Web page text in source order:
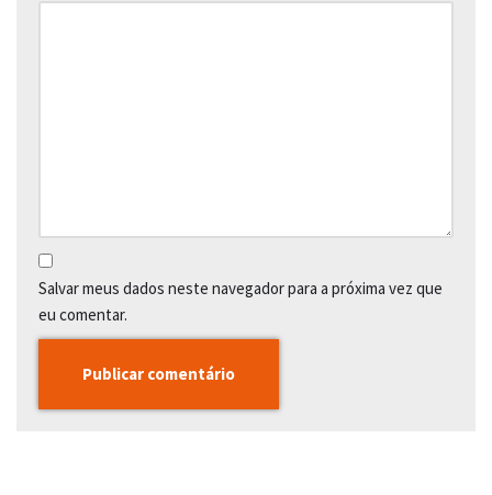
Salvar meus dados neste navegador para a próxima vez que
eu comentar.